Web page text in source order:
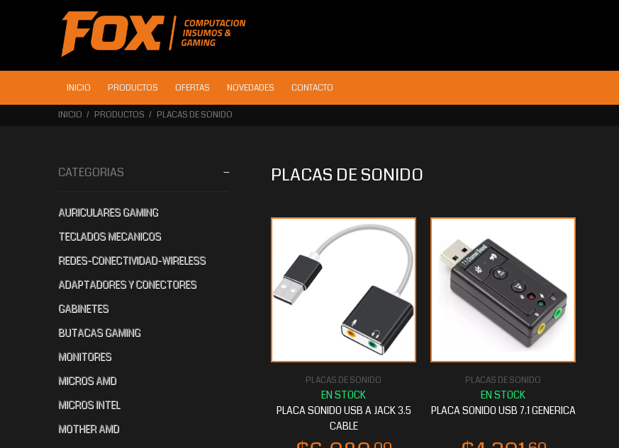
INICIO PRODUCTOS OFERTAS NOVEDADES CONTACTO
INICIO PRODUCTOS PLACAS DE SONIDO
CATEGORIAS
AURICULARES GAMING
TECLADOS MECANICOS
REDES-CONECTIVIDAD-WIRELESS
ADAPTADORES Y CONECTORES
GABINETES
BUTACAS GAMING
MONITORES
MICROS AMD
MICROS INTEL
MOTHER AMD
PLACAS DE SONIDO
PLACAS DE SONIDO
PLACA SONIDO USB A JACK 3.5
CABLE
PLACAS DE SONIDO
PLACA SONIDO USB 7.1 GENERICA